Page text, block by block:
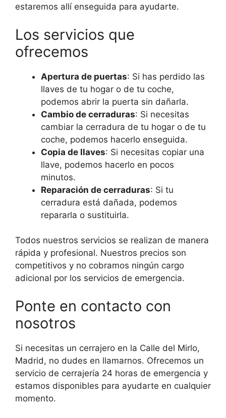
estaremos allí enseguida para ayudarte.
Los servicios que
ofrecemos
Apertura de puertas: Si has perdido las
llaves de tu hogar o de tu coche,
podemos abrir la puerta sin dañarla.
Cambio de cerraduras: Si necesitas
cambiar la cerradura de tu hogar o de tu
coche, podemos hacerlo enseguida.
Copia de llaves: Si necesitas copiar una
llave, podemos hacerlo en pocos
minutos.
Reparación de cerraduras: Si tu
cerradura está dañada, podemos
repararla o sustituirla.
Todos nuestros servicios se realizan de manera
rápida y profesional. Nuestros precios son
competitivos y no cobramos ningún cargo
adicional por los servicios de emergencia.
Ponte en contacto con
nosotros
Si necesitas un cerrajero en la Calle del Mirlo,
Madrid, no dudes en llamarnos. Ofrecemos un
servicio de cerrajería 24 horas de emergencia y
estamos disponibles para ayudarte en cualquier
momento.